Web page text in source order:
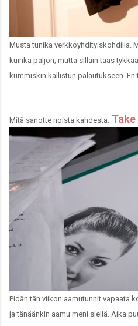
Musta tunika verkkoyhdityiskohdilla.
kuinka paljon, mutta sillain taas
kummiskin kallistun palautukseen. En
Mitä sanotte noista kahdesta.
Pidän tän viikon aamutunnit vapaata
ja tänäänkin aamu meni siellä. Aika